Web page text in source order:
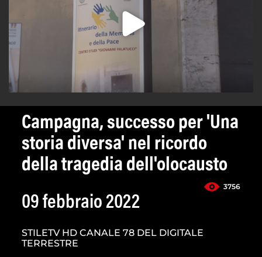
Campagna, successo per 'Una
storia diversa' nel ricordo
della tragedia dell'olocausto
3756
09 febbraio 2022
STILETV HD CANALE 78 DEL DIGITALE
TERRESTRE